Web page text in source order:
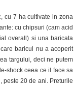
cu 7 ha cultivate in zona
cu chipsuri (cam acid
overall) si una baricata
baricul nu a acoperit
targului, deci ne putem
shock ceea ce il face sa
peste 20 de ani. Preturile